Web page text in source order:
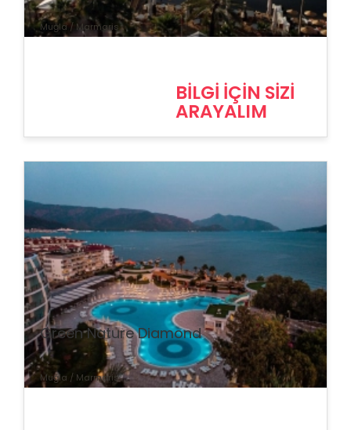
Muğla / Marmaris
BİLGİ İÇİN SİZİ
ARAYALIM
% İndirim
Green Nature Diamond
Muğla / Marmaris